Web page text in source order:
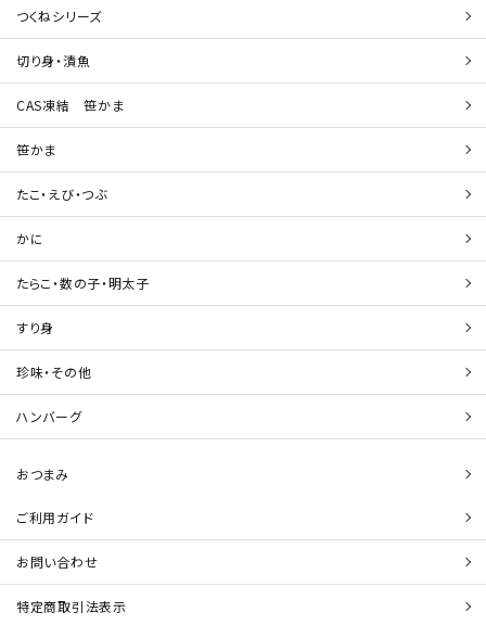
つくねシリーズ
切り身・漬魚
CAS凍結 笹かま
笹かま
たこ・えび・つぶ
かに
たらこ・数の子・明太子
すり身
珍味・その他
ハンバーグ
おつまみ
ご利用ガイド
お問い合わせ
特定商取引法表示